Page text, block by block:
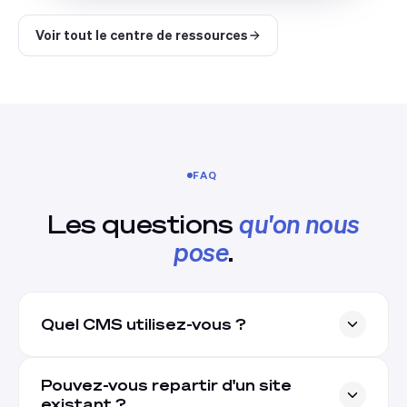
Voir tout le centre de ressources
FAQ
Les questionsqu'on nous
pose.
Quel CMS utilisez-vous ?
Pouvez-vous repartir d'un site